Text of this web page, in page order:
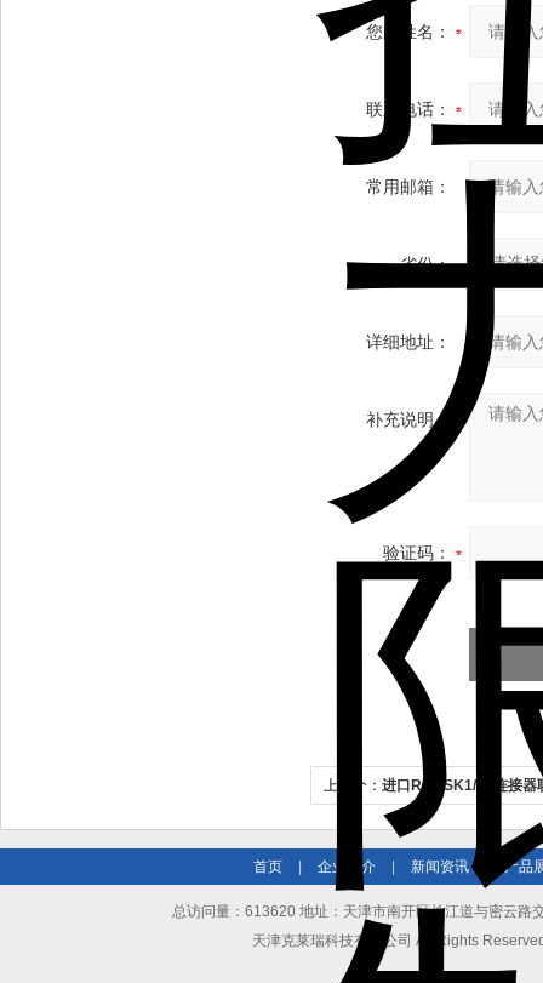
您的姓名：
联系电话：
常用邮箱：
省份：
详细地址：
补充说明：
验证码：
上一个： 进口R+WSK1/15连接器
首页 企业简介 新闻资讯 产品
总访问量：613620 地址：天津市南开区长江道与密云
天津克莱瑞科技有限公司 All Rights